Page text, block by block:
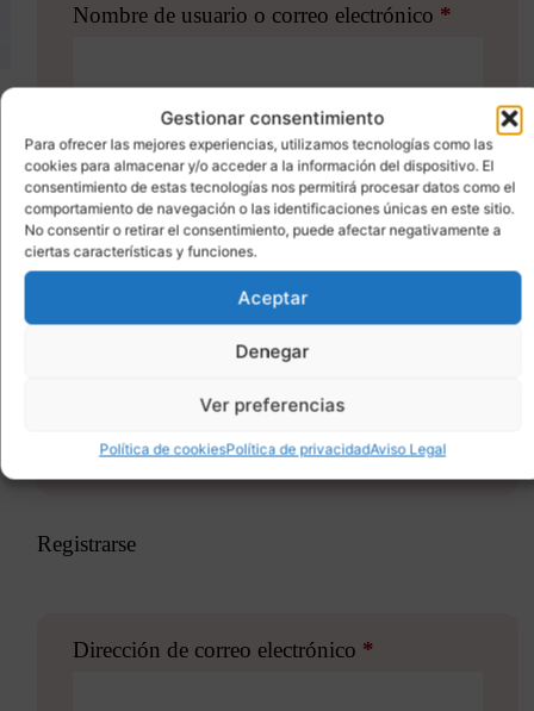
Gestionar consentimiento
Para ofrecer las mejores experiencias, utilizamos tecnologías como las
cookies para almacenar y/o acceder a la información del dispositivo. El
consentimiento de estas tecnologías nos permitirá procesar datos como el
comportamiento de navegación o las identificaciones únicas en este sitio.
No consentir o retirar el consentimiento, puede afectar negativamente a
ciertas características y funciones.
Aceptar
Denegar
Ver preferencias
Política de cookiesPolítica de privacidadAviso Legal
Nombre de usuario o correo electrónico *
Contraseña*
ACCESO
¿Olvidaste la contraseña?
Registrarse
Dirección de correo electrónico *